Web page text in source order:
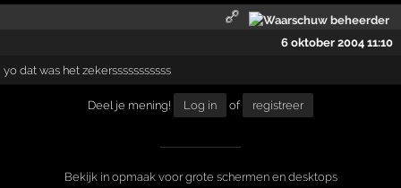
6 oktober 2004 11:10
yo dat was het zekersssssssssss
Deel je mening! Log in of registreer
Bekijk in opmaak voor grote schermen en desktops